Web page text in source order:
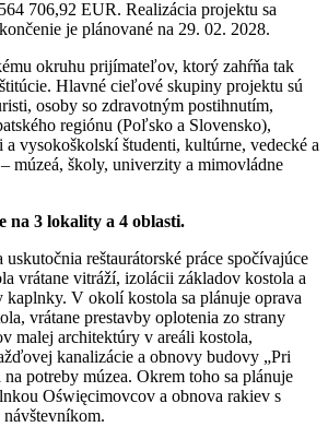
706,92 EUR. Realizácia projektu sa
je plánované na 29. 02. 2028.
okruhu prijímateľov, ktorý zahŕňa tak
Hlavné cieľové skupiny projektu sú
osoby so zdravotným postihnutím,
regiónu (Poľsko a Slovensko),
a vysokoškolskí študenti, kultúrne, vedecké a
múzeá, školy, univerzity a mimovládne
na 3 lokality a 4 oblasti.
uskutočnia reštaurátorské práce spočívajúce
vrátane vitráží, izolácii základov kostola a
kaplnky. V okolí kostola sa plánuje oprava
vrátane prestavby oplotenia zo strany
malej architektúry v areáli kostola,
kanalizácie a obnovy budovy „Pri
potreby múzea. Okrem toho sa plánuje
Oświęcimovcov a obnova rakiev s